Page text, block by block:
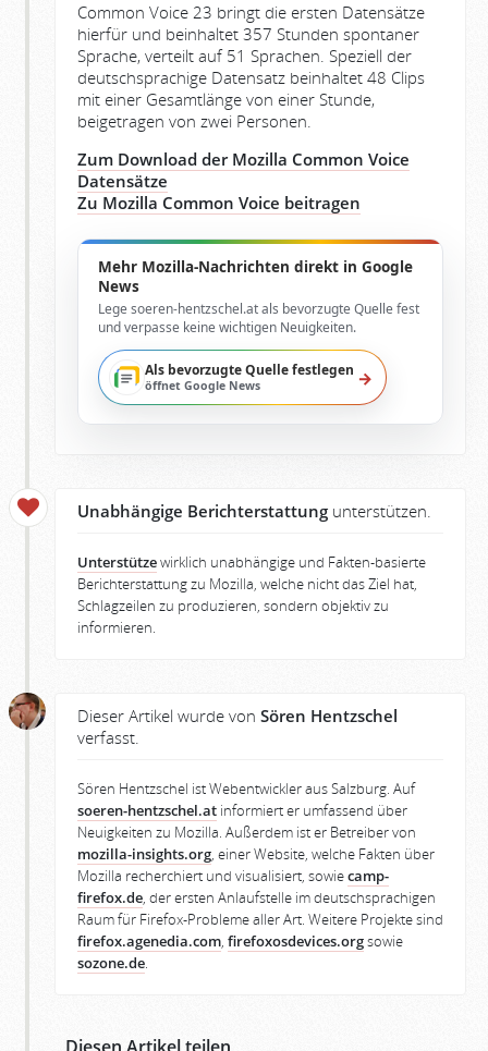
Common Voice 23 bringt die ersten Datensätze
hierfür und beinhaltet 357 Stunden spontaner
Sprache, verteilt auf 51 Sprachen. Speziell der
deutschsprachige Datensatz beinhaltet 48 Clips
mit einer Gesamtlänge von einer Stunde,
beigetragen von zwei Personen.
Zum Download der Mozilla Common Voice
Datensätze
Zu Mozilla Common Voice beitragen
Mehr Mozilla-Nachrichten direkt in Google
News
Lege soeren-hentzschel.at als bevorzugte Quelle fest
und verpasse keine wichtigen Neuigkeiten.
Als bevorzugte Quelle festlegen
öffnet Google News →
Unabhängige Berichterstattung unterstützen.
Unterstützewirklich unabhängige und Fakten-basierte
Berichterstattung zu Mozilla, welche nicht das Ziel hat,
Schlagzeilen zu produzieren, sondern objektiv zu
informieren.
Dieser Artikel wurde von Sören Hentzschel
verfasst.
Sören Hentzschel ist Webentwickler aus Salzburg. Auf
soeren-hentzschel.at informiert er umfassend über
Neuigkeiten zu Mozilla. Außerdem ist er Betreiber von
mozilla-insights.org, einer Website, welche Fakten über
Mozilla recherchiert und visualisiert, sowiecamp-
firefox.de, der ersten Anlaufstelle im deutschsprachigen
Raum für Firefox-Probleme aller Art. Weitere Projekte sind
firefox.agenedia.com, firefoxosdevices.orgsowie
sozone.de.